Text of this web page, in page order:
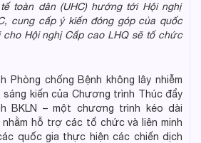
toàn dân (UHC)hướng tới Hội nghị
cung cấp ý kiến đóng góp của quốc
Hội nghị Cấp cao LHQ sẽ tổ chức
Phòng chống Bệnh không lây nhiễm
kiến của Chương trình Thúc đẩy
BKLN – một chương trình kéo dài
nhằm hỗ trợ các tổ chức và liên minh
quốc gia thực hiện các chiến dịch